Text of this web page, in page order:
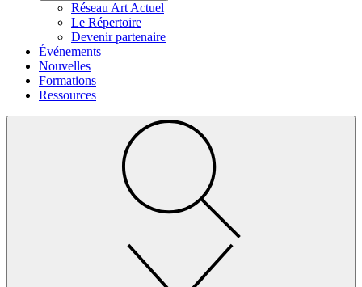
Réseau Art Actuel
Le Répertoire
Devenir partenaire
Événements
Nouvelles
Formations
Ressources